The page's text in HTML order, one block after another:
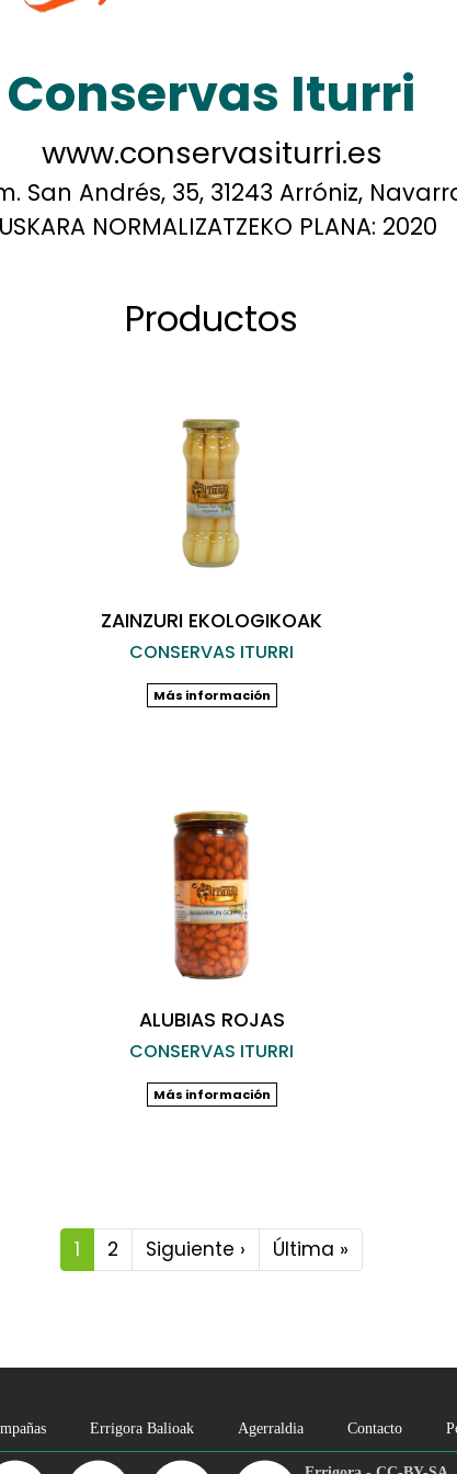
Conservas Iturri
www.conservasiturri.es
San Andrés, 35, 31243 Arróniz,
NORMALIZATZEKO PLANA: 2020
Productos
ZAINZURI EKOLOGIKOAK
CONSERVAS ITURRI
Más información
ALUBIAS ROJAS
CONSERVAS ITURRI
Más información
1 2 Siguiente › Siguiente
página
Última »
página
Errigora Balioak Agerraldia Contacto